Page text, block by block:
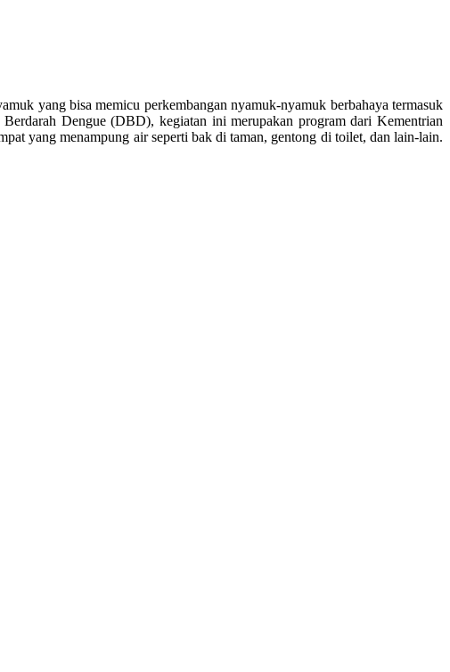
yang bisa memicu perkembangan nyamuk-nyamuk berbahaya termasuk
Dengue (DBD), kegiatan ini merupakan program dari Kementrian
yang menampung air seperti bak di taman, gentong di toilet, dan lain-lain.